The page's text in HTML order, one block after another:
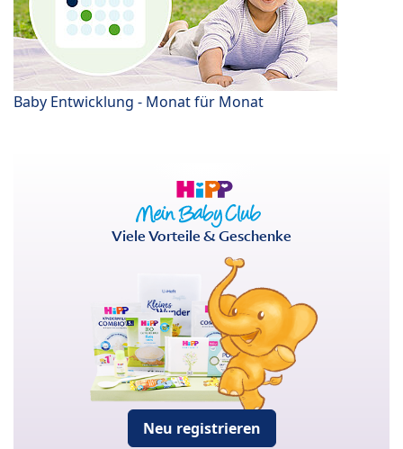
Baby Entwicklung - Monat für Monat
Viele Vorteile & Geschenke
Neu registrieren